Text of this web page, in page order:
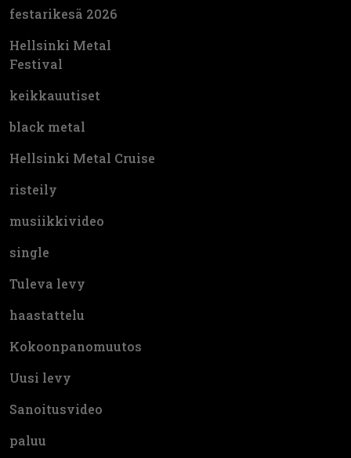
festarikesä 2026
Hellsinki Metal
Festival
keikkauutiset
black metal
Hellsinki Metal Cruise
risteily
musiikkivideo
single
Tuleva levy
haastattelu
Kokoonpanomuutos
Uusi levy
Sanoitusvideo
paluu